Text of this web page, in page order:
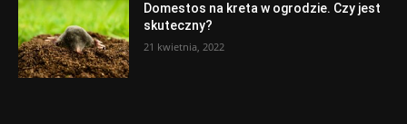
Domestos na kreta w ogrodzie. Czy jest
skuteczny?
21 kwietnia, 2022